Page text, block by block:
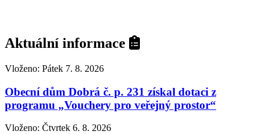
Aktuální informace
Vloženo: Pátek 7. 8. 2026
Obecní dům Dobrá č. p. 231 získal dotaci z
programu „Vouchery pro veřejný prostor“
Vloženo: Čtvrtek 6. 8. 2026